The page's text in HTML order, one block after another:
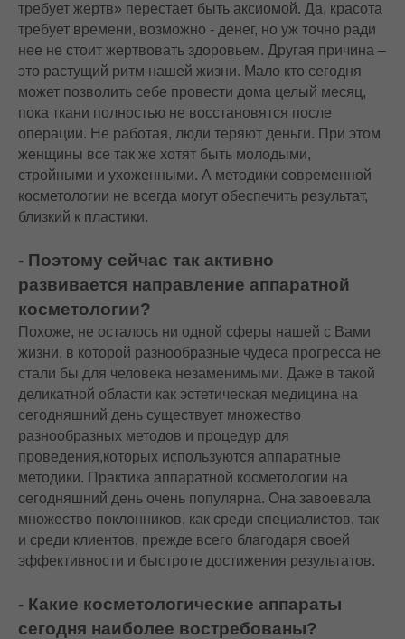
требует жертв» перестает быть аксиомой. Да, красота
требует времени, возможно - денег, но уж точно ради
нее не стоит жертвовать здоровьем. Другая причина –
это растущий ритм нашей жизни. Мало кто сегодня
может позволить себе провести дома целый месяц,
пока ткани полностью не восстановятся после
операции. Не работая, люди теряют деньги. При этом
женщины все так же хотят быть молодыми,
стройными и ухоженными. А методики современной
косметологии не всегда могут обеспечить результат,
близкий к пластики.
- Поэтому сейчас так активно
развивается направление аппаратной
косметологии?
Похоже, не осталось ни одной сферы нашей с Вами
жизни, в которой разнообразные чудеса прогресса не
стали бы для человека незаменимыми. Даже в такой
деликатной области как эстетическая медицина на
сегодняшний день существует множество
разнообразных методов и процедур для
проведения,которых используются аппаратные
методики. Практика аппаратной косметологии на
сегодняшний день очень популярна. Она завоевала
множество поклонников, как среди специалистов, так
и среди клиентов, прежде всего благодаря своей
эффективности и быстроте достижения результатов.
- Какие косметологические аппараты
сегодня наиболее востребованы?